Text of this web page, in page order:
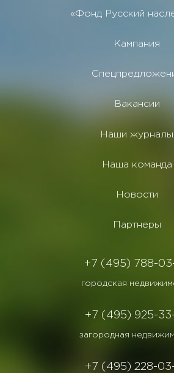
«Фонд Русский
Кампания
Вакансии
Наши журналы
Наша команда
Новости
Партнеры
+7 (495) 788-
городская
+7 (495) 925-
загородная
+7 (495) 228-